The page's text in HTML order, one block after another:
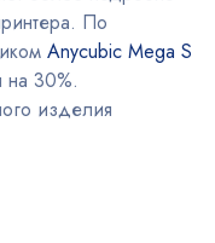
По
Anycubic Mega S
на 30%.
изделия